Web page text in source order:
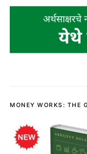
MONEY WORKS: THE